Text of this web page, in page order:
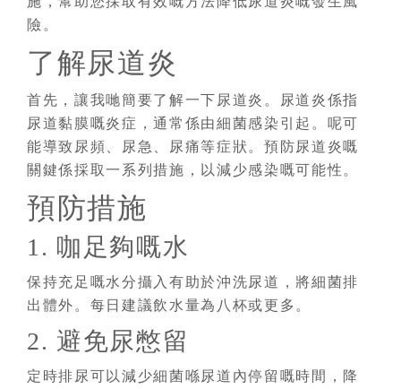
險。
了解尿道炎
首先，讓我哋簡要了解一下尿道炎。尿道炎係指
尿道黏膜嘅炎症，通常係由細菌感染引起。呢可
能導致尿頻、尿急、尿痛等症狀。預防尿道炎嘅
關鍵係採取一系列措施，以減少感染嘅可能性。
預防措施
1. 咖足夠嘅水
保持充足嘅水分攝入有助於沖洗尿道，將細菌排
出體外。每日建議飲水量為八杯或更多。
2. 避免尿憋留
定時排尿可以減少細菌喺尿道內停留嘅時間，降